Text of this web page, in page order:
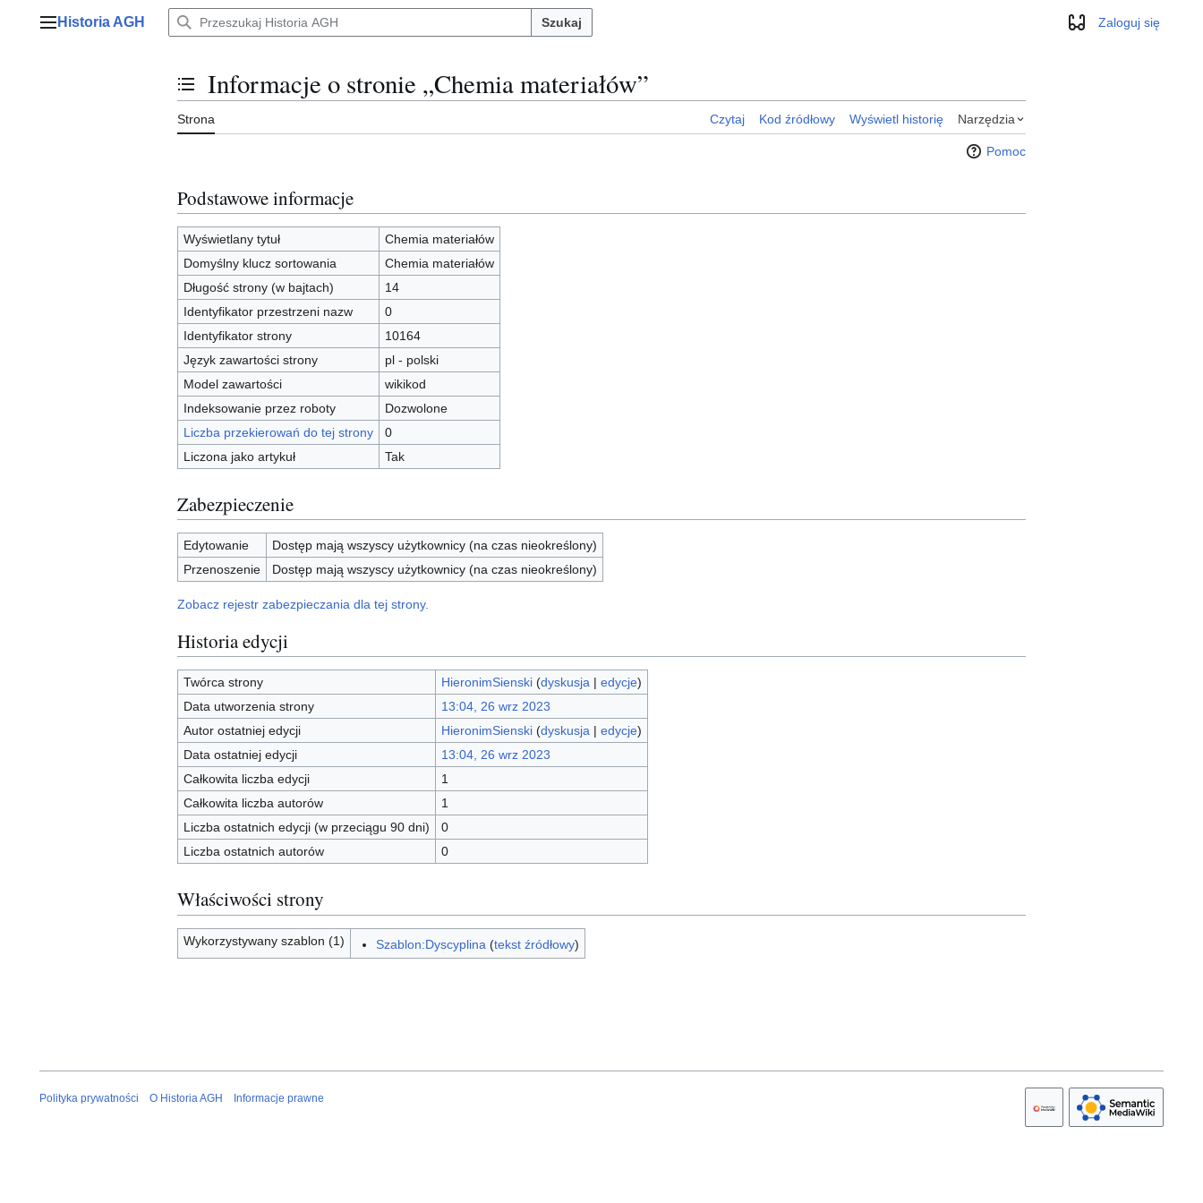
Menu główne
Historia AGH Szukaj WyglądZaloguj się
Przełącz stan spisu treści
Informacje o stronie „Chemia materiałów”
Strona Czytaj Kod źródłowy Wyświetl historię Narzędzia
Pomoc
Podstawowe informacje
Wyświetlany tytuł
Chemia materiałów
Domyślny klucz sortowania
Chemia materiałów
Długość strony (w bajtach)
14
Identyfikator przestrzeni nazw
0
Identyfikator strony
10164
Język zawartości strony
pl - polski
Model zawartości
wikikod
Indeksowanie przez roboty
Dozwolone
Liczba przekierowań do tej strony
0
Liczona jako artykuł
Tak
Zabezpieczenie
Edytowanie
Dostęp mają wszyscy użytkownicy (na czas nieokreślony)
Przenoszenie
Dostęp mają wszyscy użytkownicy (na czas nieokreślony)
Zobacz rejestr zabezpieczania dla tej strony.
Historia edycji
Twórca strony HieronimSienski (dyskusja| edycje)
Data utworzenia strony
13:04, 26 wrz 2023
Autor ostatniej edycji
HieronimSienski (dyskusja| edycje)
Data ostatniej edycji
13:04, 26 wrz 2023
Całkowita liczba edycji
1
Całkowita liczba autorów
1
Liczba ostatnich edycji (w przeciągu 90 dni)
0
Liczba ostatnich autorów
0
Właściwości strony
Wykorzystywany szablon (1) Szablon:Dyscyplina (tekst źródłowy)
Polityka prywatności O Historia AGH Informacje prawne